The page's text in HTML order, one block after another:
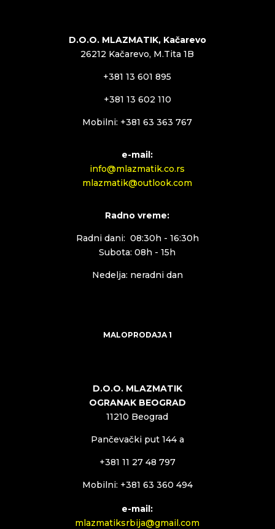
D.O.O. MLAZMATIK, Kačarevo
26212 Kačarevo, M.Tita 1B
+381 13 601 895
+381 13 602 110
Mobilni: +381 63 363 767
e-mail:
info@mlazmatik.co.rs
mlazmatik@outlook.com
Radno vreme:
Radni dani: 08:30h - 16:30h
Subota: 08h - 15h
Nedelja: neradni dan
MALOPRODAJA 1
D.O.O. MLAZMATIK
OGRANAK BEOGRAD
11210 Beograd
Pančevački put 144 a
+381 11 27 48 797
Mobilni: +381 63 360 494
e-mail:
mlazmatiksrbija@gmail.com